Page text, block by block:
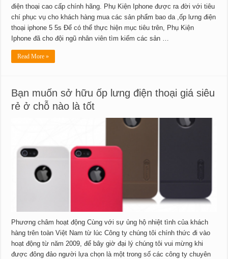
điện thoại cao cấp chính hãng. Phụ Kiện Iphone được ra đời với tiêu
chí phục vụ cho khách hàng mua các sản phẩm bao da ,ốp lưng điện
thoại iphone 5 5s Để có thể thực hiện mục tiêu trên, Phụ Kiện
Iphone đã cho đội ngũ nhân viên tìm kiếm các sản …
Read More »
Bạn muốn sở hữu ốp lưng điện thoại giá siêu
rẻ ở chỗ nào là tốt
Phương châm hoạt động Cùng với sự ủng hộ nhiệt tình của khách
hàng trên toàn Việt Nam từ lúc Công ty chúng tôi chính thức đi vào
hoạt động từ năm 2009, để bây giờ đại lý chúng tôi vui mừng khi
được đông đảo người lựa chọn là một trong số các công ty chuyên